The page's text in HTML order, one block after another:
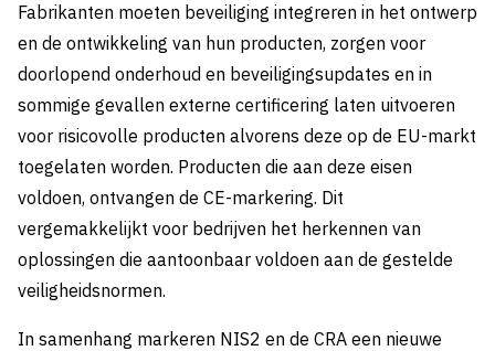
Fabrikanten moeten beveiliging integreren in het ontwerp
en de ontwikkeling van hun producten, zorgen voor
doorlopend onderhoud en beveiligingsupdates en in
sommige gevallen externe certificering laten uitvoeren
voor risicovolle producten alvorens deze op de EU-markt
toegelaten worden. Producten die aan deze eisen
voldoen, ontvangen de CE-markering. Dit
vergemakkelijkt voor bedrijven het herkennen van
oplossingen die aantoonbaar voldoen aan de gestelde
veiligheidsnormen.
In samenhang markeren NIS2 en de CRA een nieuwe